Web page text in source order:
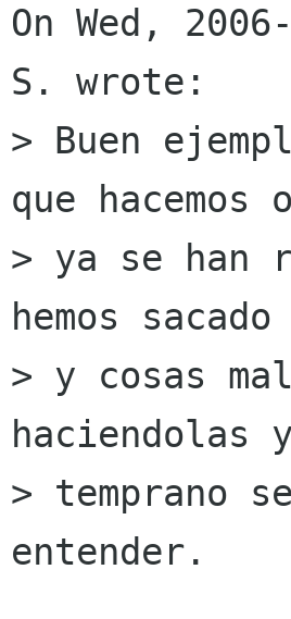
On Wed,
S. wrote:
> Buen
que hacemos
> ya se han
hemos
> y cosas
haciendolas
> temprano
entender.